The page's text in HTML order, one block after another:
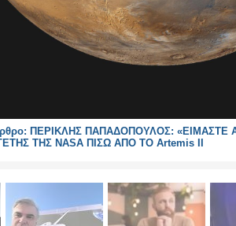
ΠΕΡΙΚΛΗΣ ΠΑΠΑΔΟΠΟΥΛΟΣ:
ΤΗΣ NASA ΠΙΣΩ ΑΠΟ ΤΟ Artemis II